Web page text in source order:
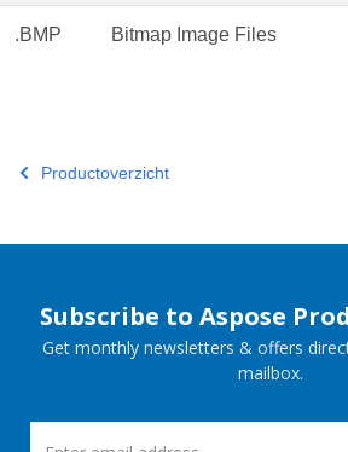
.BMP Bitmap Image Files
Productoverzicht
Subscribe to Aspose
Get monthly newsletters & offers
mailbox.